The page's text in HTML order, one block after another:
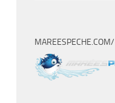
MAREESPECHE.COM/